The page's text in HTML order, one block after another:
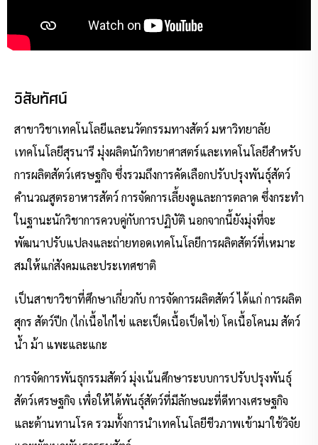
วิสัยทัศน์
สาขาวิชาเทคโนโลยีและนวัตกรรมทางสัตว์ มหาวิทยาลัย
เทคโนโลยีสุรนารี มุ่งผลิตนักวิทยาศาสตร์และเทคโนโลยีสำหรับ
การผลิตสัตว์เศรษฐกิจ ซึ่งรวมถึงการคัดเลือกปรับปรุงพันธุ์สัตว์
คำนวณสูตรอาหารสัตว์ การจัดการเลี้ยงดูและการตลาด ซึ่งกระทำ
ในฐานะนักวิชาการควบคู่กับการปฏิบัติ นอกจากนี้ยังมุ่งที่จะ
พัฒนาปรับแปลงและถ่ายทอดเทคโนโลยีการผลิตสัตว์ที่เหมาะ
สมให้แก่สังคมและประเทศชาติ
เป็นสาขาวิชาที่ศึกษาเกี่ยวกับ การจัดการผลิตสัตว์ ได้แก่ การผลิต
สุกร สัตว์ปีก (ไก่เนื้อไก่ไข่ และเป็ดเนื้อเป็ดไข่) โคเนื้อโคนม สัตว์
น้ำ ม้า แพะและแกะ
การจัดการพันธุกรรมสัตว์ มุ่งเน้นศึกษาระบบการปรับปรุงพันธุ์
สัตว์เศรษฐกิจ เพื่อให้ได้พันธุ์สัตว์ที่มีลักษณะที่ดีทางเศรษฐกิจ
และต้านทานโรค รวมทั้งการนำเทคโนโลยีชีวภาพเข้ามาใช้วิจัย